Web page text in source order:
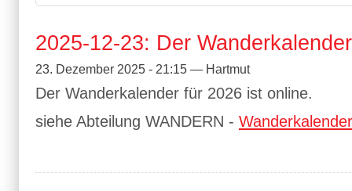
2025-12-23: Der
23. Dezember 2025 - 21:15 — Hartmut
Der Wanderkalender für 2026 ist online.
siehe Abteilung WANDERN - Wanderkalender